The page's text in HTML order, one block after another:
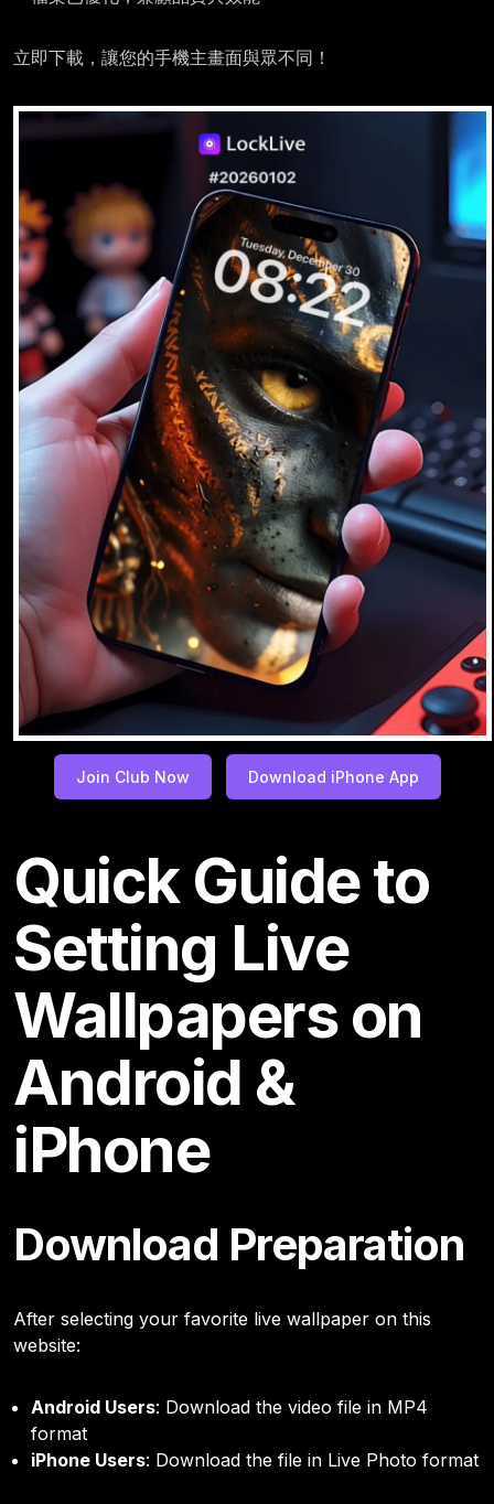
立即下載，讓您的手機主畫面與眾不同！
Join Club Now Download iPhone App
Quick Guide to
Setting Live
Wallpapers on
Android &
iPhone
Download Preparation
After selecting your favorite live wallpaper on this
website:
Android Users: Download the video file in MP4
format
iPhone Users: Download the file in Live Photo format